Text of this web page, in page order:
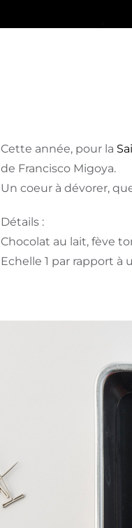
Cette année, pour la
de Francisco Migoya.
Un coeur à dévorer,
Détails :
Chocolat au lait, fève
Echelle 1 par rapport à